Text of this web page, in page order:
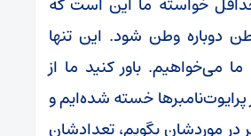
دوباره وطن شود. این تنها
می‌خواهیم. باور کنید ما از
خسته شده‌ایم و
در موردشان بگویم، تعدادشان